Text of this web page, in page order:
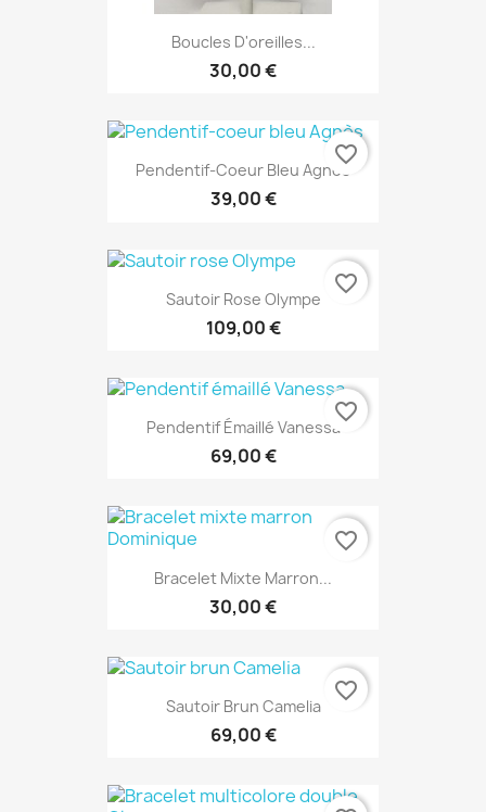
Boucles D'oreilles...
30,00 €
Pendentif-Coeur Bleu Agnès
39,00 €
favorite_border
Sautoir Rose Olympe
109,00 €
favorite_border
Pendentif Émaillé Vanessa
69,00 €
favorite_border
Bracelet Mixte Marron...
30,00 €
favorite_border
Sautoir Brun Camelia
69,00 €
favorite_border